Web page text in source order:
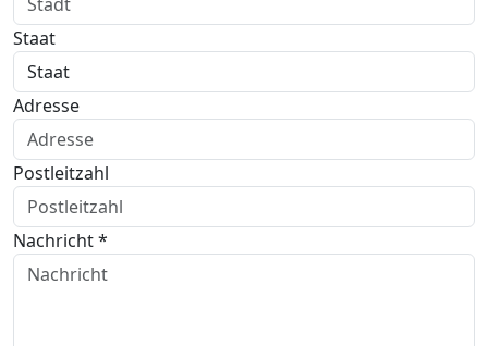
Staat
Adresse
Postleitzahl
Nachricht *